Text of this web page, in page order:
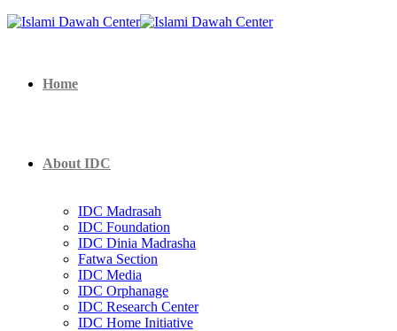
Home
About IDC
IDC Madrasah
IDC Foundation
IDC Dinia Madrasha
Fatwa Section
IDC Media
IDC Orphanage
IDC Research Center
IDC Home Initiative